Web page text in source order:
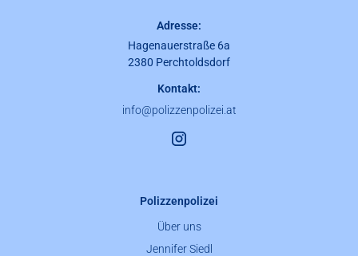
Adresse:
Hagenauerstraße 6a
2380 Perchtoldsdorf
Kontakt:
info@polizzenpolizei.at
Polizzenpolizei
Über uns
Jennifer Siedl